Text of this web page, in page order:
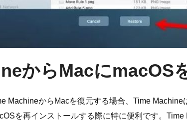
からMacにmacOS
MachineからMacを復元する場合、Time
を再インストールする際に特に便利です。